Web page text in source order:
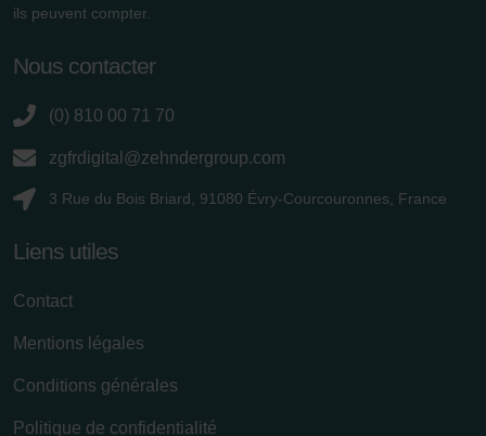
danych Zehnder
ils peuvent compter.
Nous contacter
(0) 810 00 71 70
zgfrdigital@zehndergroup.com
3 Rue du Bois Briard, 91080 Évry-Courcouronnes, France
Liens utiles
Contact
Mentions légales
Conditions générales
Politique de confidentialité